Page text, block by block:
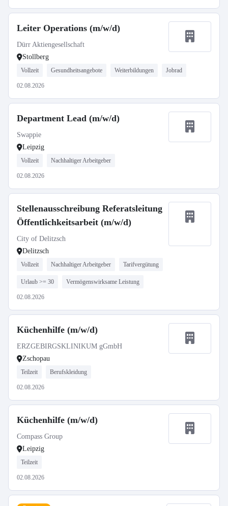
Leiter Operations (m/w/d)
Dürr Aktiengesellschaft
Stollberg
Vollzeit Gesundheitsangebote Weiterbildungen Jobrad
02.08.2026
Department Lead (m/w/d)
Swappie
Leipzig
Vollzeit Nachhaltiger Arbeitgeber
02.08.2026
Stellenausschreibung Referatsleitung
Öffentlichkeitsarbeit (m/w/d)
City of Delitzsch
Delitzsch
Vollzeit Nachhaltiger Arbeitgeber Tarifvergütung
Urlaub >= 30 Vermögenswirksame Leistung
02.08.2026
Küchenhilfe (m/w/d)
ERZGEBIRGSKLINIKUM gGmbH
Zschopau
Teilzeit Berufskleidung
02.08.2026
Küchenhilfe (m/w/d)
Compass Group
Leipzig
Teilzeit
02.08.2026